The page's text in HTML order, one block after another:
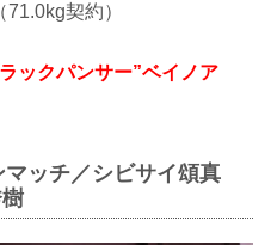
契約）
ックパンサー”ベイノア
ッチ／シビサイ頌真